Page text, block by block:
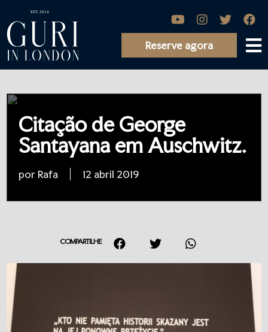
Reserve agora
Citação de George
Santayana em Auschwitz.
por Rafa 12 abril 2019
COMPARTILHE